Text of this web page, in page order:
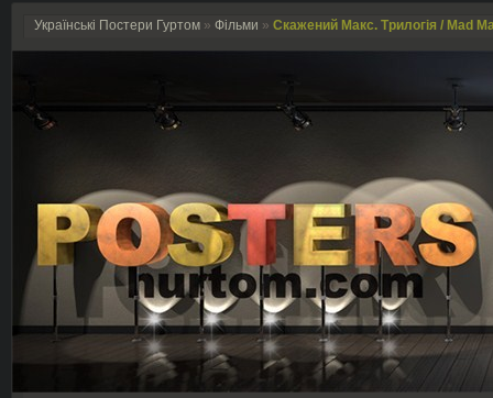
Українські Постери Гуртом » Фільми » Скажений Макс. Трилогія / Mad